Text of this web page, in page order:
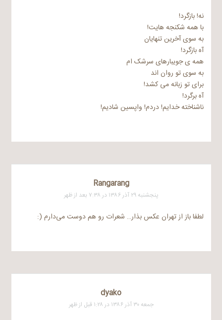
نه! بازگرد!
با همه شکنجه هایت!
به سوی آخرین تنهایان
آه بازگرد!
همه ی جویبارهای سرشک ام
به سوی تو روان اند
برای تو زبانه می کشد!
آه برگرد!
ناشناخته خدایم! دردم! واپسین شادیم!
Rangarang
پنجشنبه ۲۹ آذر ۱۳۸۶ در ۷:۳۸ بعد از ظهر
لطفا باز از تهران عکس بذار… شعرات رو هم دوست می‌دارم (:
dyako
جمعه ۳۰ آذر ۱۳۸۶ در ۱:۲۸ قبل از ظهر